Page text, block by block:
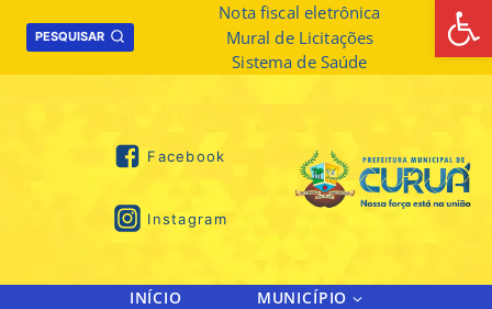
PESQUISAR
Nota fiscal eletrônica
Mural de Licitações
Sistema de Saúde
Facebook
Instagram
INÍCIO
MUNICÍPIO